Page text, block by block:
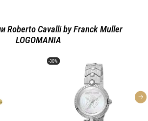
Roberto Cavalli by Franck Muller
LOGOMANIA
-30%